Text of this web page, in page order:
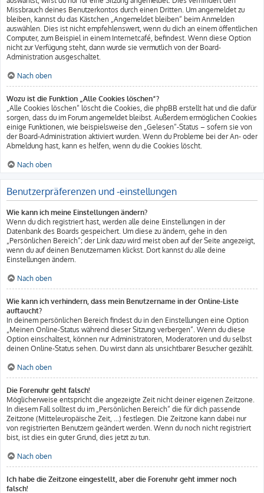
Missbrauch deines Benutzerkontos durch einen Dritten. Um angemeldet zu
bleiben, kannst du das Kästchen „Angemeldet bleiben“ beim Anmelden
auswählen. Dies ist nicht empfehlenswert, wenn du dich an einem öffentlichen
Computer, zum Beispiel in einem Internetcafé, befindest. Wenn diese Option
nicht zur Verfügung steht, dann wurde sie vermutlich von der Board-
Administration ausgeschaltet.
Nach oben
Wozu ist die Funktion „Alle Cookies löschen“?
„Alle Cookies löschen“ löscht die Cookies, die phpBB erstellt hat und die dafür
sorgen, dass du im Forum angemeldet bleibst. Außerdem ermöglichen Cookies
einige Funktionen, wie beispielsweise den „Gelesen“-Status – sofern sie von
der Board-Administration aktiviert wurden. Wenn du Probleme bei der An- oder
Abmeldung hast, kann es helfen, wenn du die Cookies löscht.
Nach oben
Benutzerpräferenzen und -einstellungen
Wie kann ich meine Einstellungen ändern?
Wenn du dich registriert hast, werden alle deine Einstellungen in der
Datenbank des Boards gespeichert. Um diese zu ändern, gehe in den
„Persönlichen Bereich“; der Link dazu wird meist oben auf der Seite angezeigt,
wenn du auf deinen Benutzernamen klickst. Dort kannst du alle deine
Einstellungen ändern.
Nach oben
Wie kann ich verhindern, dass mein Benutzername in der Online-Liste
auftaucht?
In deinem persönlichen Bereich findest du in den Einstellungen eine Option
„Meinen Online-Status während dieser Sitzung verbergen“. Wenn du diese
Option einschaltest, können nur Administratoren, Moderatoren und du selbst
deinen Online-Status sehen. Du wirst dann als unsichtbarer Besucher gezählt.
Nach oben
Die Forenuhr geht falsch!
Möglicherweise entspricht die angezeigte Zeit nicht deiner eigenen Zeitzone.
In diesem Fall solltest du im „Persönlichen Bereich“ die für dich passende
Zeitzone (Mitteleuropäische Zeit, ...) festlegen. Die Zeitzone kann dabei nur
von registrierten Benutzern geändert werden. Wenn du noch nicht registriert
bist, ist dies ein guter Grund, dies jetzt zu tun.
Nach oben
Ich habe die Zeitzone eingestellt, aber die Forenuhr geht immer noch
falsch!